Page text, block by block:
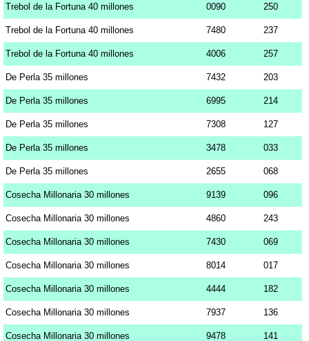
Trebol de la Fortuna 40 millones 0090 250
Trebol de la Fortuna 40 millones 7480 237
Trebol de la Fortuna 40 millones 4006 257
De Perla 35 millones 7432 203
De Perla 35 millones 6995 214
De Perla 35 millones 7308 127
De Perla 35 millones 3478 033
De Perla 35 millones 2655 068
Cosecha Millonaria 30 millones 9139 096
Cosecha Millonaria 30 millones 4860 243
Cosecha Millonaria 30 millones 7430 069
Cosecha Millonaria 30 millones 8014 017
Cosecha Millonaria 30 millones 4444 182
Cosecha Millonaria 30 millones 7937 136
Cosecha Millonaria 30 millones 9478 141